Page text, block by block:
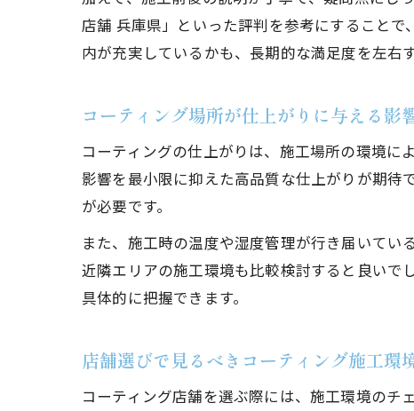
店舗 兵庫県」といった評判を参考にすること
内が充実しているかも、長期的な満足度を左右
コーティング場所が仕上がりに与える影
コーティングの仕上がりは、施工場所の環境に
影響を最小限に抑えた高品質な仕上がりが期待
が必要です。
また、施工時の温度や湿度管理が行き届いて
近隣エリアの施工環境も比較検討すると良いで
具体的に把握できます。
店舗選びで見るべきコーティング施工環
コーティング店舗を選ぶ際には、施工環境のチ